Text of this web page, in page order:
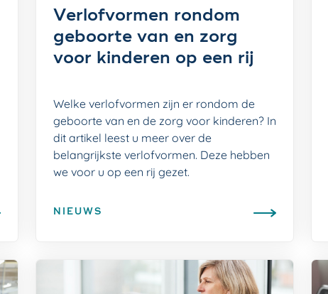
Verlofvormen rondom
geboorte van en zorg
voor kinderen op een rij
Welke verlofvormen zijn er rondom de
geboorte van en de zorg voor kinderen? In
dit artikel leest u meer over de
belangrijkste verlofvormen. Deze hebben
we voor u op een rij gezet.
NIEUWS